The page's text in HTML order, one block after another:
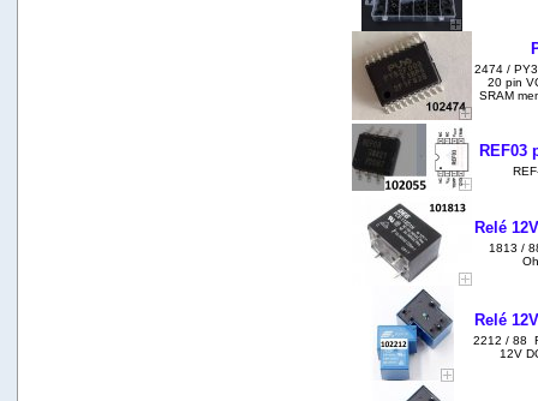
2474 /
20 pin
SRAM
REF03
Relé
1813 /
Relé
2212 / 88
12V